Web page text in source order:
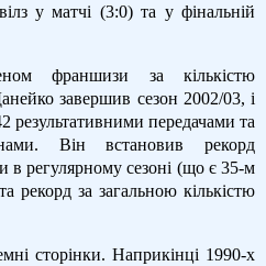
у матчі (3:0) та у фінальній
франшизи за кількістю
завершив сезон 2002/03, і
результативними передачами та
Він встановив рекорд
в регулярному сезоні (що є 35-м
рекорд за загальною кількістю
сторінки. Наприкінці 1990-х